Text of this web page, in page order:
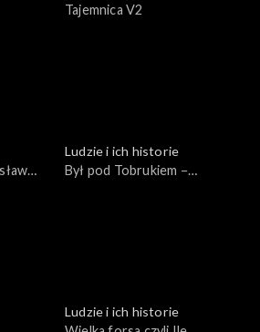
Tajemnica V2
Ludzie i ich historie
Był pod Tobrukiem −
Ludzie i ich historie